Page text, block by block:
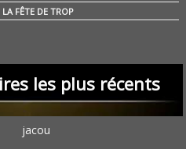
FÊTE DE TROP
les plus récents
jacou